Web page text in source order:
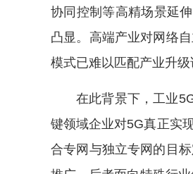
协同控制等高精场景延
凸显。高端产业对网络
模式已难以匹配产业升级
在此背景下，工业
键领域企业对5G真正实
合专网与独立专网的目